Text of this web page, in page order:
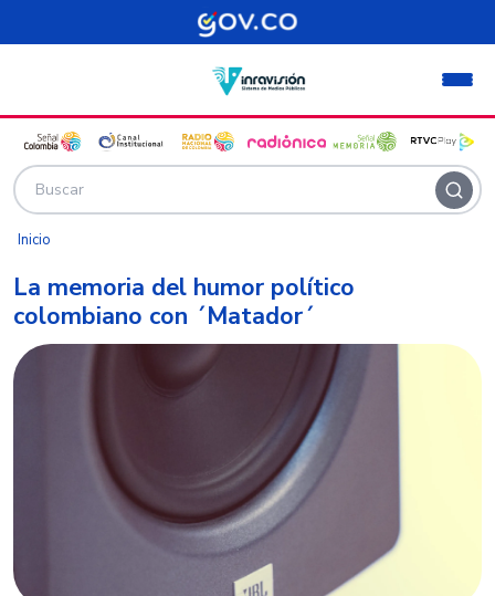
Pasar al contenido principal
Inicio
La memoria del humor político
colombiano con ´Matador´